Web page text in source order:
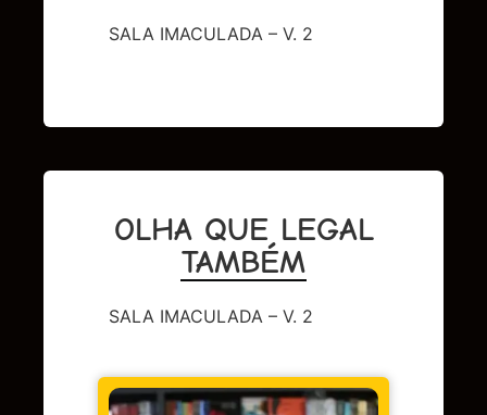
SALA IMACULADA – V. 2
OLHA QUE LEGAL
TAMBÉM
SALA IMACULADA – V. 2